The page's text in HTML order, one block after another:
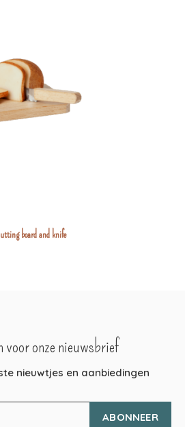
board and knife
voor onze nieuwsbrief
nieuwtjes en aanbiedingen
ABONNEER